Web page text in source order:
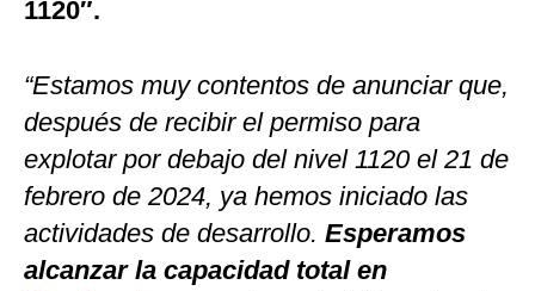
1120″.
“Estamos muy contentos de anunciar que,
después de recibir el permiso para
explotar por debajo del nivel 1120 el 21 de
febrero de 2024, ya hemos iniciado las
actividades de desarrollo. Esperamos
alcanzar la capacidad total en